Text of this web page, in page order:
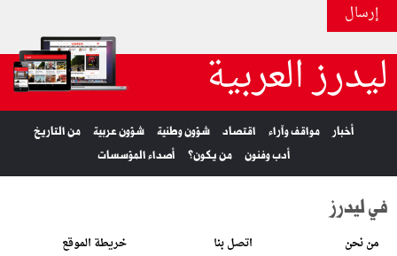
إرسال
ليدرز العربية
أخبار مواقف وآراء اقتصاد شؤون وطنية شؤون عربية
من التاريخ
أدب وفنون
من يكون؟ أصداء المؤسسات
في ليدرز
من نحن اتصل بنا خريطة الموقع